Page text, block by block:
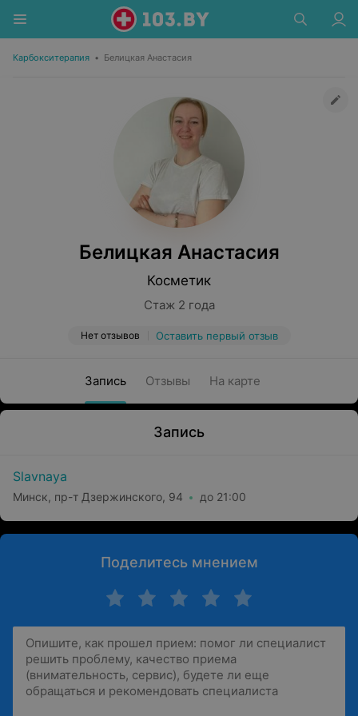
Карбокситерапия • Белицкая Анастасия
Белицкая Анастасия
Косметик
Стаж 2 года
Нет отзывов Оставить первый отзыв
Запись Отзывы На карте
Запись
Slavnaya
Минск, пр-т Дзержинского, 94 до 21:00
Поделитесь мнением